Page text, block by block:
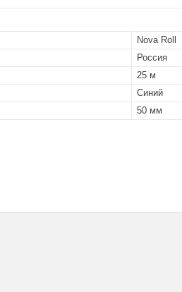
Nova Roll
Россия
25 м
Синий
50 мм